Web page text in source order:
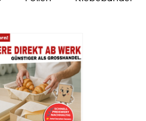
Personalisierbare Produkte
entdecken